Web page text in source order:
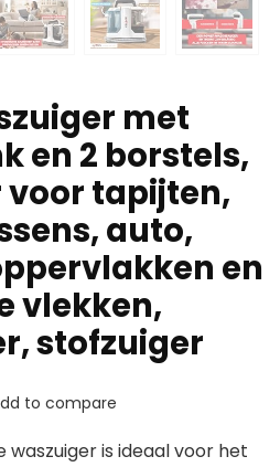
met
en 2 borstels,
tapijten,
auto,
en
vlekken,
stofzuiger
to compare
waszuiger is ideaal voor het